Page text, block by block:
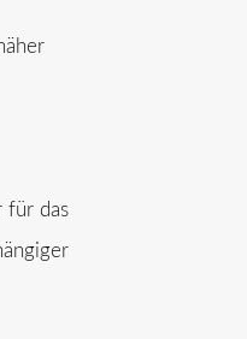
für das